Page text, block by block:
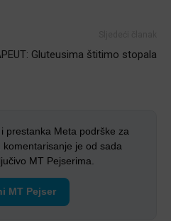
Gluteusima štitimo stopala
prestanka Meta podrške za
je od sada
MT Pejserima.
MT Pejser